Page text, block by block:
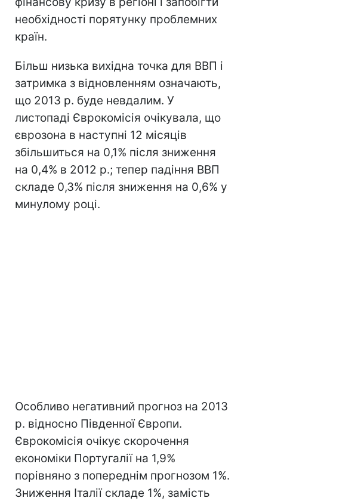
необхідності порятунку проблемних
країн.
Більш низька вихідна точка для ВВП і
затримка з відновленням означають,
що 2013 р. буде невдалим. У
листопаді Єврокомісія очікувала, що
єврозона в наступні 12 місяців
збільшиться на 0,1% після зниження
на 0,4% в 2012 р.; тепер падіння ВВП
складе 0,3% після зниження на 0,6% у
минулому році.
Особливо негативний прогноз на 2013
р. відносно Південної Європи.
Єврокомісія очікує скорочення
економіки Португалії на 1,9%
порівняно з попереднім прогнозом 1%.
Зниження Італії складе 1%, замість